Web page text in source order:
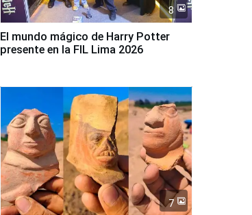
8
El mundo mágico de Harry Potter
presente en la FIL Lima 2026
7